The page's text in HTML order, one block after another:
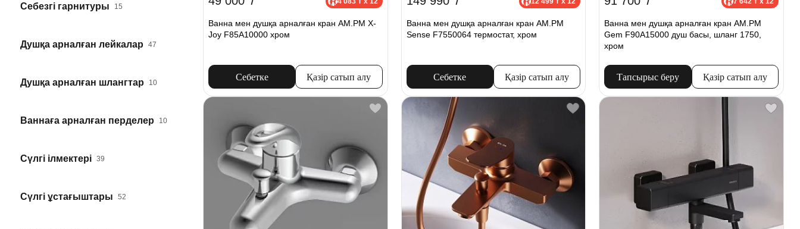
Себезгі гарнитуры 15
Душқа арналған лейкалар 47
Душқа арналған шлангтар 10
Ваннаға арналған перделер 10
Сүлгі ілмектері 39
Сүлгі ұстағыштары 52
Ванна мен душқа арналған кран AM.PM X-
Joy F85A10000 хром
Себетке Қазір сатып алу
Ванна мен душқа арналған кран AM.PM
Sense F7550064 термостат, хром
Себетке Қазір сатып алу
Ванна мен душқа арналған кран AM.PM
Gem F90A15000 душ басы, шланг 1750,
хром
Тапсырыс беру Қазір сатып алу